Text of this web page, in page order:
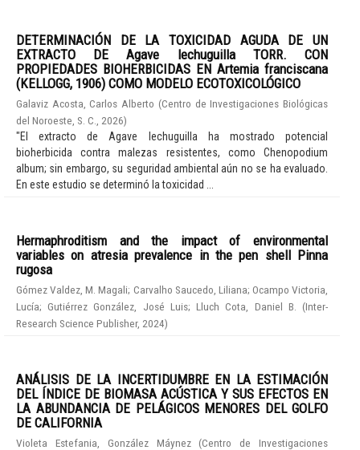
DETERMINACIÓN DE LA TOXICIDAD AGUDA DE UN
EXTRACTO DE Agave lechuguilla TORR. CON
PROPIEDADES BIOHERBICIDAS EN Artemia franciscana
(KELLOGG, 1906) COMO MODELO ECOTOXICOLÓGICO
Galaviz Acosta, Carlos Alberto (Centro de Investigaciones Biológicas
del Noroeste, S. C.
2026)
"El extracto de Agave lechuguilla ha mostrado potencial
bioherbicida contra malezas resistentes, como Chenopodium
album; sin embargo, su seguridad ambiental aún no se ha evaluado.
En este estudio se determinó la toxicidad ...
Hermaphroditism and the impact of environmental
variables on atresia prevalence in the pen shell Pinna
rugosa
Gómez Valdez, M. Magali; Carvalho Saucedo, Liliana; Ocampo Victoria,
Lucía;Gutiérrez González, José Luis;Lluch Cota, Daniel B. (Inter-
Research Science Publisher, 2024)
ANÁLISIS DE LA INCERTIDUMBRE EN LA ESTIMACIÓN
DEL ÍNDICE DE BIOMASA ACÚSTICA Y SUS EFECTOS EN
LA ABUNDANCIA DE PELÁGICOS MENORES DEL GOLFO
DE CALIFORNIA
Violeta Estefania, González Máynez (Centro de Investigaciones